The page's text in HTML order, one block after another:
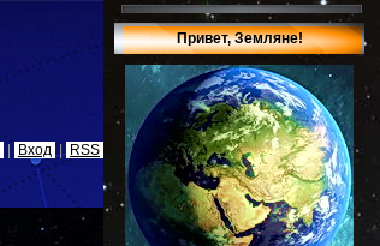
Вход | RSS
Привет, Земляне!